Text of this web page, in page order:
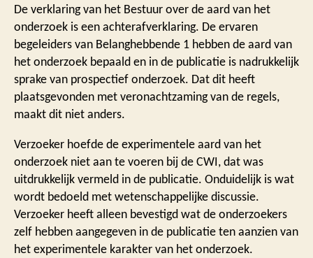
De verklaring van het Bestuur over de aard van het
onderzoek is een achterafverklaring. De ervaren
begeleiders van Belanghebbende 1 hebben de aard van
het onderzoek bepaald en in de publicatie is nadrukkelijk
sprake van prospectief onderzoek. Dat dit heeft
plaatsgevonden met veronachtzaming van de regels,
maakt dit niet anders.
Verzoeker hoefde de experimentele aard van het
onderzoek niet aan te voeren bij de CWI, dat was
uitdrukkelijk vermeld in de publicatie. Onduidelijk is wat
wordt bedoeld met wetenschappelijke discussie.
Verzoeker heeft alleen bevestigd wat de onderzoekers
zelf hebben aangegeven in de publicatie ten aanzien van
het experimentele karakter van het onderzoek.